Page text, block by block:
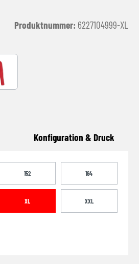
Produktnummer: 6227104999-XL
weiß
Konfiguration & Druck
152 164
XL XXL